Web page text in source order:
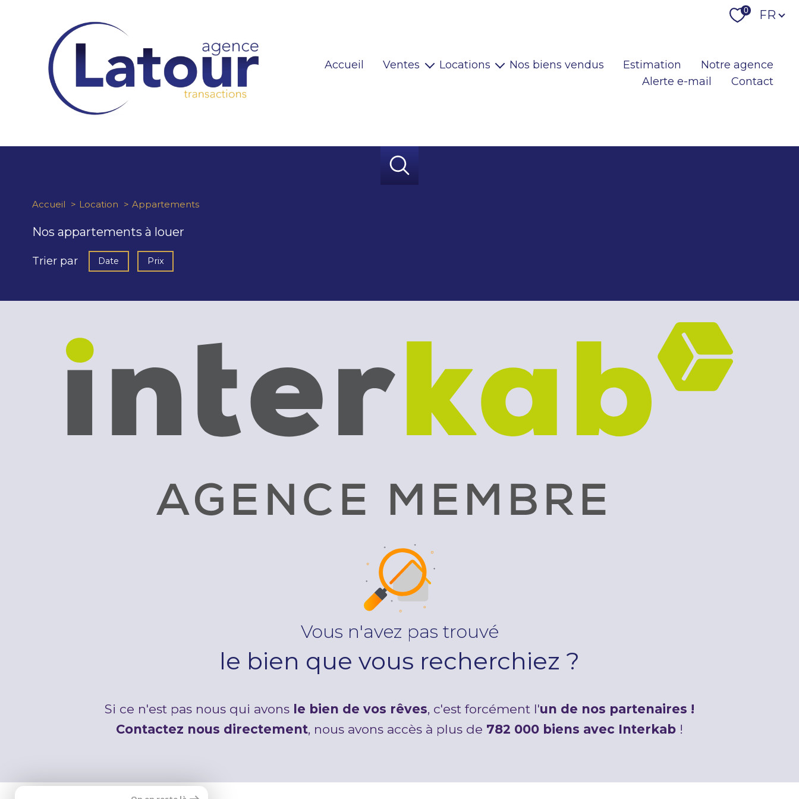
0 Langue
FR
Accueil Ventes
Locaux pro
Immeubles
Locations Nos biens vendus Estimation
Notre agence
Alerte e-mail
Contact
Accueil Location Appartements
Nos appartements à louer
Trier par Date Prix
Vous n'avez pas trouvé
le bien que vous recherchiez ?
Si ce n'est pas nous qui avons le bien de vos rêves, c'est forcément l'un de nos partenaires !
Contactez nous directement, nous avons accès à plus de 782 000 biens avec Interkab !